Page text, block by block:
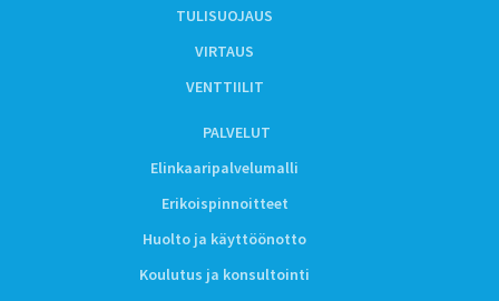
TULISUOJAUS
VIRTAUS
VENTTIILIT
PALVELUT
Elinkaaripalvelumalli
Erikoispinnoitteet
Huolto ja käyttöönotto
Koulutus ja konsultointi